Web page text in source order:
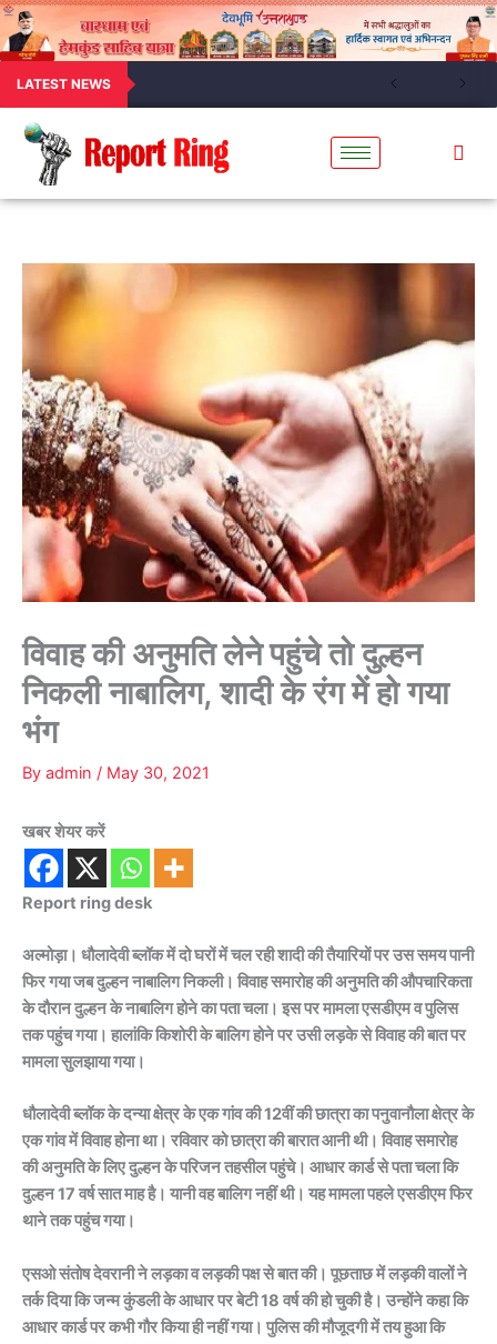
LATEST NEWS
विवाह की अनुमति लेने पहुंचे तो दुल्हन
निकली नाबालिग, शादी के रंग में हो गया
भंग
By admin / May 30, 2021
खबर शेयर करें
Report ring desk
अल्मोड़ा। धौलादेवी ब्लॉक में दो घरों में चल रही शादी की तैयारियों पर उस समय पानी
फिर गया जब दुल्हन नाबालिग निकली। विवाह समारोह की अनुमति की औपचारिकता
के दौरान दुल्हन के नाबालिग होने का पता चला। इस पर मामला एसडीएम व पुलिस
तक पहुंच गया। हालांकि किशोरी के बालिग होने पर उसी लड़के से विवाह की बात पर
मामला सुलझाया गया।
धौलादेवी ब्लॉक के दन्या क्षेत्र के एक गांव की 12वीं की छात्रा का पनुवानौला क्षेत्र के
एक गांव में विवाह होना था। रविवार को छात्रा की बारात आनी थी। विवाह समारोह
की अनुमति के लिए दुल्हन के परिजन तहसील पहुंचे। आधार कार्ड से पता चला कि
दुल्हन 17 वर्ष सात माह है। यानी वह बालिग नहीं थी। यह मामला पहले एसडीएम फिर
थाने तक पहुंच गया।
एसओ संतोष देवरानी ने लड़का व लड़की पक्ष से बात की। पूछताछ में लड़की वालों ने
तर्क दिया कि जन्म कुंडली के आधार पर बेटी 18 वर्ष की हो चुकी है। उन्होंने कहा कि
आधार कार्ड पर कभी गौर किया ही नहीं गया। पुलिस की मौजूदगी में तय हुआ कि